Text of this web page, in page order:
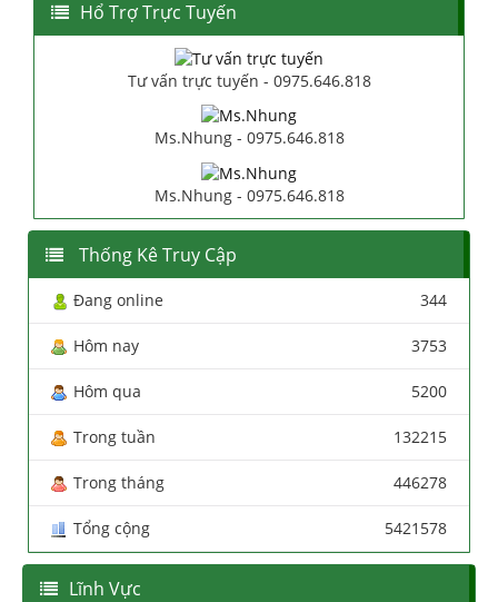
Hổ Trợ Trực Tuyến
Tư vấn trực tuyến - 0975.646.818
Ms.Nhung - 0975.646.818
Ms.Nhung - 0975.646.818
Thống Kê Truy Cập
Đang online 344
Hôm nay 3753
Hôm qua 5200
Trong tuần 132215
Trong tháng 446278
Tổng cộng 5421578
Lĩnh Vực